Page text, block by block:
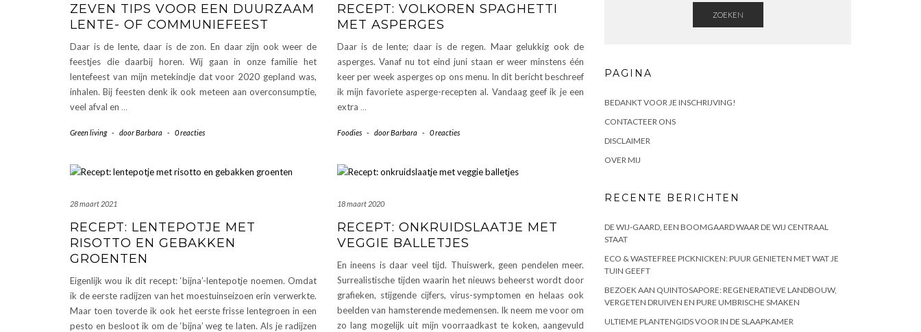
ZEVEN TIPS VOOR EEN DUURZAAM
LENTE- OF COMMUNIEFEEST
Daar is de lente, daar is de zon. En daar zijn ook weer de
feestjes die daarbij horen. Wij gaan in onze familie het
lentefeest van mijn metekindje dat voor 2020 gepland was,
inhalen. Bij feesten denk ik ook meteen aan overconsumptie,
veel afval en …
Green living - doorBarbara - 0 reacties
RECEPT: VOLKOREN SPAGHETTI
MET ASPERGES
Daar is de lente; daar is de regen. Maar gelukkig ook de
asperges. Vanaf nu tot eind juni staan er weer minstens één
keer per week asperges op ons menu. In dit bericht beschreef
ik mijn favoriete asperge-recepten al. Vandaag geef ik je een
extra …
Foodies - doorBarbara - 0 reacties
28 maart 2021
RECEPT: LENTEPOTJE MET
RISOTTO EN GEBAKKEN
GROENTEN
Eigenlijk wou ik dit recept: ‘bijna’-lentepotje noemen. Omdat
ik de eerste radijzen van het moestuinseizoen erin verwerkte.
Maar toen toverde ik ook het eerste frisse lentegroen in een
pesto en besloot ik om de ‘bijna’ weg te laten. Als je radijzen
18 maart 2020
RECEPT: ONKRUIDSLAATJE MET
VEGGIE BALLETJES
En ineens is daar veel tijd. Thuiswerk, geen pendelen meer.
Surrealistische tijden waarin het nieuws beheerst wordt door
grafieken, stijgende cijfers, virus-symptomen en helaas ook
beelden van hamsterende medemensen. Ik neem me voor om
zo lang mogelijk uit mijn voorraadkast te koken, aangevuld
ZOEKEN
PAGINA
BEDANKT VOOR JE INSCHRIJVING!
CONTACTEER ONS
DISCLAIMER
OVER MIJ
RECENTE BERICHTEN
DE WIJ-GAARD, EEN BOOMGAARD WAAR DE WIJ CENTRAAL
STAAT
ECO & WASTEFREE PICKNICKEN: PUUR GENIETEN MET WAT JE
TUIN GEEFT
BEZOEK AAN QUINTOSAPORE: REGENERATIEVE LANDBOUW,
VERGETEN DRUIVEN EN PURE UMBRISCHE SMAKEN
ULTIEME PLANTENGIDS VOOR IN DE SLAAPKAMER